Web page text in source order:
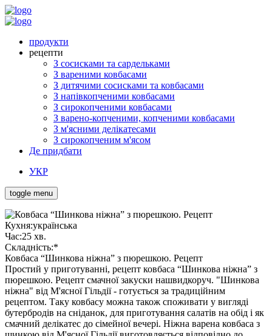
продукти
рецепти
З сосисками та сардельками
З вареними ковбасами
З дитячими сосисками та ковбасами
З напівкопченими ковбасами
З сирокопченими ковбасами
З варено-копченими, копченими ковбасами
З м'ясними делікатесами
З сирокопченим м'ясом
Де придбати
УКР
toggle menu
Кухня:українська
Час:25 хв.
Складність:*
Ковбаса “Шинкова ніжна” з пюрешкою. Рецепт
Простий у приготуванні, рецепт ковбаса “Шинкова ніжна” з
пюрешкою. Рецепт смачної закуски нашвидкоруч. "Шинкова
ніжна" від М'ясної Гільдії - готується за традиційним
рецептом. Таку ковбасу можна також споживати у вигляді
бутербродів на сніданок, для приготування салатів на обід і як
смачний делікатес до сімейної вечері. Ніжна варена ковбаса з